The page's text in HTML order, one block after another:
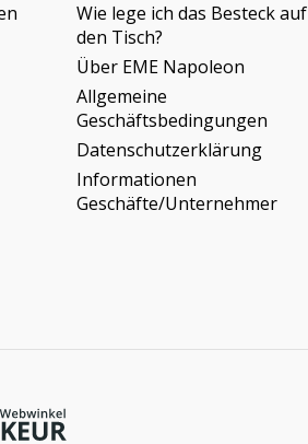
Wie lege ich das Besteck auf
den Tisch?
Über EME Napoleon
Allgemeine
Geschäftsbedingungen
Datenschutzerklärung
Informationen
Geschäfte/Unternehmer